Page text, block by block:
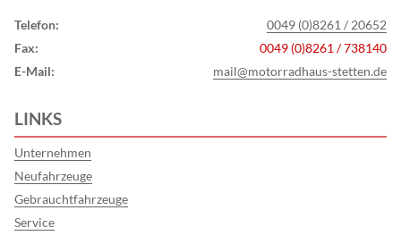
Telefon:
0049 (0)8261 / 20652
Fax:
0049 (0)8261 / 738140
E-Mail:
mail@motorradhaus-stetten.de
LINKS
Unternehmen
Neufahrzeuge
Gebrauchtfahrzeuge
Service